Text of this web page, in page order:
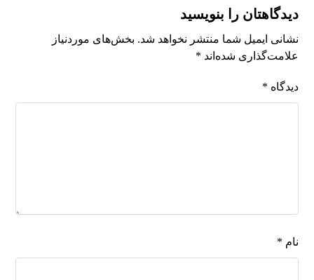
دیدگاهتان را بنویسید
نشانی ایمیل شما منتشر نخواهد شد. بخش‌های موردنیاز
علامت‌گذاری شده‌اند *
دیدگاه *
نام *